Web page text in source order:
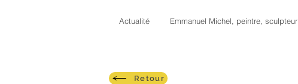
Actualité Emmanuel Michel, peintre, sculpteur
Retour